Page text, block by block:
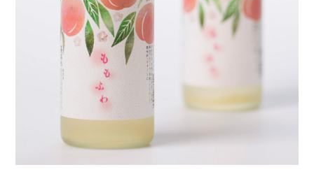
蒜山ショコラ
蒜山ショコラクッキーズ
せとうちのおいしいシリーズ
生スフレ ふわり～ぬ
せとうちの果実 チューハイ
持続と進化 第13回 せとうちの海を育む山々
第12回 挑戦 せとうち
第10回 岡山・備後の果物 第9回 岡山・備後のうめぇもん
第7回 美作市/西粟倉村/奈義町/勝央町
第5回
第4回 倉敷市/玉野市/浅口市/里庄町 第3回 尾道市/福山市/笠岡市/府中市
La Malle de Bois
地酒列車
スローライフ列車